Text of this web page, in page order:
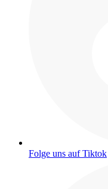
Folge uns auf Tiktok